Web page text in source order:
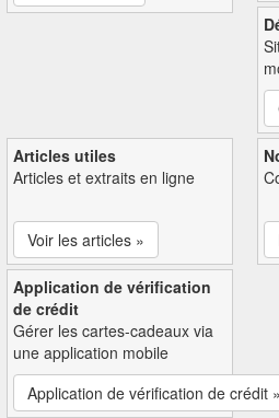
Articles utiles
Articles et extraits en ligne
Voir les articles »
Application de vérification
de crédit
Gérer les cartes-cadeaux via
une application mobile
Application de vérification de crédit »